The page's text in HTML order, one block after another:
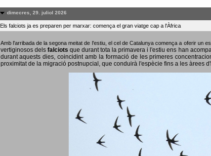
dimecres, 29. juliol 2026
Els falciots ja es preparen per marxar: comença el gran viatge cap a l'Àfrica
Amb l'arribada de la segona meitat de l'estiu, el cel de Catalunya comença a oferir un
vertiginosos dels falciots que durant tota la primavera i l'estiu ens han
durant aquests dies, coincidint amb la formació de les primeres
proximitat de la migració postnupcial, que conduirà l'espècie fins a les àrees